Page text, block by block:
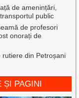
de amenințări,
public
de profesori
onorați de
din Petroșani
ȘI PAGINI